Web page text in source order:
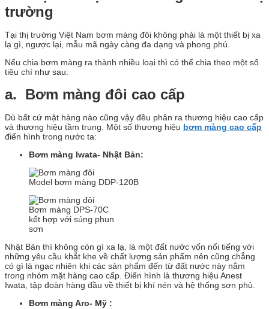
trường
Tại thị trường Việt Nam bơm màng đôi không phải là một thiết bị xa
lạ gì, ngược lại, mẫu mã ngày càng đa dạng và phong phú.
Nếu chia bơm màng ra thành nhiều loại thì có thể chia theo một số
tiêu chí như sau:
a. Bơm màng đôi cao cấp
Dù bất cứ mặt hàng nào cũng vậy đều phân ra thương hiệu cao cấp
và thương hiệu tầm trung. Một số thương hiệu bơm màng cao cấp
điển hình trong nước ta:
Bơm màng Iwata- Nhật Bản:
Model bơm màng DDP-120B
Bơm màng DPS-70C
kết hợp với súng phun
sơn
Nhật Bản thì không còn gì xa lạ, là một đất nước vốn nổi tiếng với
những yêu cầu khắt khe về chất lượng sản phẩm nên cũng chẳng
có gì là ngạc nhiên khi các sản phẩm đến từ đất nước này nằm
trong nhóm mặt hàng cao cấp. Điển hình là thương hiệu Anest
Iwata, tập đoàn hàng đầu về thiết bị khí nén và hệ thống sơn phủ.
Bơm màng Aro- Mỹ :